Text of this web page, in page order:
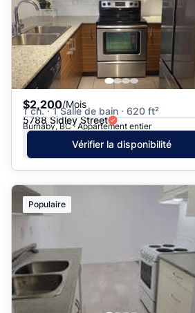
$2,200/Mois
1 ch. · 1 Salle de bain · 620 ft²
5788 Sidley Street
Burnaby, BC · Appartement entier
Vérifier la disponibilité
Populaire